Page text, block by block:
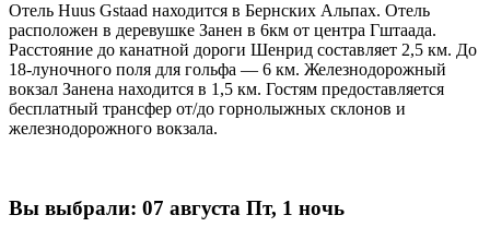
Отель Huus Gstaad находится в Бернских Альпах. Отель
расположен в деревушке Занен в 6км от центра Гштаада.
Расстояние до канатной дороги Шенрид составляет 2,5 км. До
18-луночного поля для гольфа — 6 км. Железнодорожный
вокзал Занена находится в 1,5 км. Гостям предоставляется
бесплатный трансфер от/до горнолыжных склонов и
железнодорожного вокзала.
Вы выбрали: 07 августа Пт, 1 ночь